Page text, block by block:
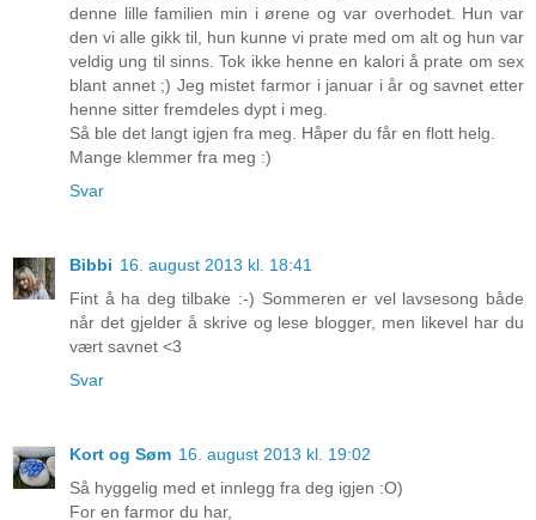
denne lille familien min i ørene og var overhodet. Hun var
den vi alle gikk til, hun kunne vi prate med om alt og hun var
veldig ung til sinns. Tok ikke henne en kalori å prate om sex
blant annet ;) Jeg mistet farmor i januar i år og savnet etter
henne sitter fremdeles dypt i meg.
Så ble det langt igjen fra meg. Håper du får en flott helg.
Mange klemmer fra meg :)
Svar
Bibbi 16. august 2013 kl. 18:41
Fint å ha deg tilbake :-) Sommeren er vel lavsesong både
når det gjelder å skrive og lese blogger, men likevel har du
vært savnet <3
Svar
Kort og Søm 16. august 2013 kl. 19:02
Så hyggelig med et innlegg fra deg igjen :O)
For en farmor du har,